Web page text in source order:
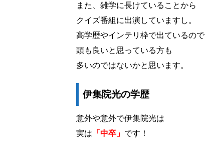
また、雑学に長けていることから
クイズ番組に出演していますし。
高学歴やインテリ枠で出ているので
頭も良いと思っている方も
多いのではないかと思います。
伊集院光の学歴
意外や意外で伊集院光は
実は 「中卒」 です！